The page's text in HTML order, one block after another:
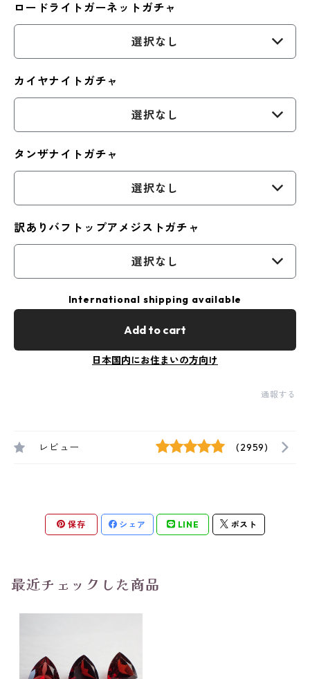
ロードライトガーネットガチャ
選択なし
カイヤナイトガチャ
選択なし
タンザナイトガチャ
選択なし
訳ありバフトップアメジストガチャ
選択なし
International shipping available
Add to cart
日本国内にお住まいの方向け
通報する
レビュー (2959)
保存 シェア LINE ポスト
最近チェックした商品